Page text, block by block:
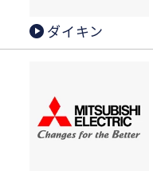
ダイキン